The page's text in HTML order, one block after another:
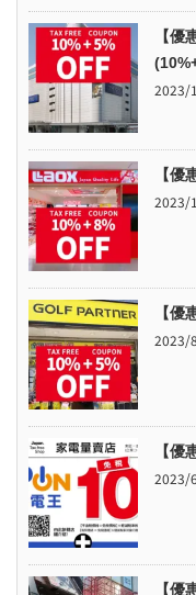
【優
2023/
【
2023/
【
2023/
【
2023/
【